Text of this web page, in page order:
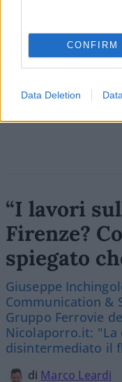
CONFIRM
Data Deletion
“I lavori
Firenze?
spiegato
Giuseppe
Communication &
Gruppo Ferrovie
Nicolaporro.it: "La
disintermediato il
di Marco Leardi